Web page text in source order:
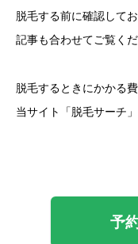
脱毛する前に確認して
記事も合わせてご覧くだ
脱毛するときにかかる
当サイト「脱毛サーチ
予